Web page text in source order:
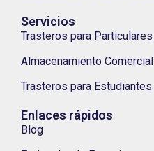
Servicios
Trasteros para Particulares
Almacenamiento Comercial
Trasteros para Estudiantes
Enlaces rápidos
Blog